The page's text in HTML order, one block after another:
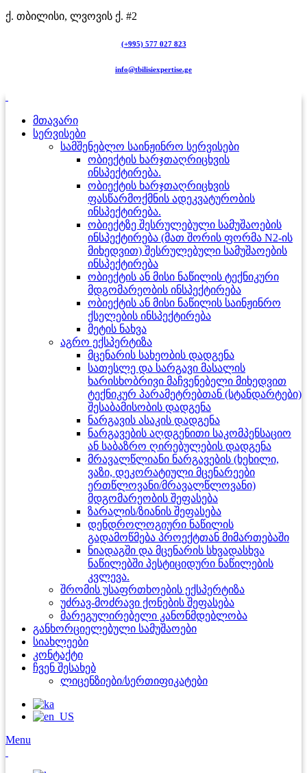
ქ. თბილისი, ლვოვის ქ. #2
(+995) 577 027 823
info@tbilisiexpertise.ge
მთავარი
სერვისები
სამშენებლო საინჟინრო სერვისები
ობიექტის ხარჯთაღრიცხვის
ინსპექტირება.
ობიექტის ხარჯთაღრიცხვის
ფასწარმოქმნის ადეკვატურობის
ინსპექტირება.
ობიექტზე შესრულებული სამუშაოების
ინსპექტირება (მათ შორის ფორმა N2-ის
მიხედვით) შესრულებული სამუშაოების
ინსპექტირება
ობიექტის ან მისი ნაწილის ტექნიკური
მდგომარეობის ინსპექტირება
ობიექტის ან მისი ნაწილის საინჟინრო
ქსელების ინსპექტირება
მეტის ნახვა
აგრო ექსპერტიზა
მცენარის სახეობის დადგენა
სათესლე და სარგავი მასალის
ხარისხობრივი მაჩვენებელი მიხედვით
ტექნიკურ პარამეტრებთან (სტანდარტები)
შესაბამისობის დადგენა
ნარგავის ასაკის დადგენა
ნარგავების აღდგენითი საკომპენსაციო
ან საბაზრო ღირებულების დადგენა
მრავალწლიანი ნარგავების (ხეხილი,
ვაზი, დეკორატიული მცენარეები
ერთწლოვანი/მრავალწლოვანი)
მდგომარეობის შეფასება
ზარალის/ზიანის შეფასება
დენდროლოგიური ნაწილის
გადამოწმება პროექტთან მიმართებაში
ნიადაგში და მცენარის სხვადასხვა
ნაწილებში პესტიციდური ნაწილების
კვლევა.
შრომის უსაფრთხოების ექსპერტიზა
უძრავ-მოძრავი ქონების შეფასება
მარეგულირებელი კანონმდებლობა
განხორციელებული სამუშაოები
სიახლეები
კონტაქტი
ჩვენ შესახებ
ლიცენზიები/სერთიფიკატები
Menu